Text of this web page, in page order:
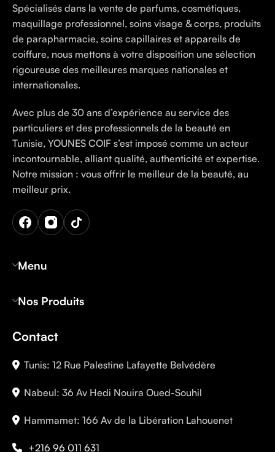
Spécialisés dans la vente de parfums, cosmétiques,
maquillage professionnel, soins visage & corps, produits
de parapharmacie, soins capillaires et appareils de
coiffure, nous mettons à votre disposition une sélection
rigoureuse des meilleures marques nationales et
internationales.
Avec plus de 30 ans d’expérience au service des
particuliers et des professionnels de la beauté en
Tunisie, YOUNES COIF s’est imposé comme un acteur
incontournable, alliant qualité, authenticité et expertise.
Notre mission : vous offrir le meilleur de la beauté, au
meilleur prix.
Menu
Nos Produits
Contact
Tunis: 12 Rue Palestine Lafayette Belvédère
Nabeul: 36 Av Hedi Nouira Oued-Souhil
Hammamet: 166 Av de la Libération Lahouenet
+216 96 011 631